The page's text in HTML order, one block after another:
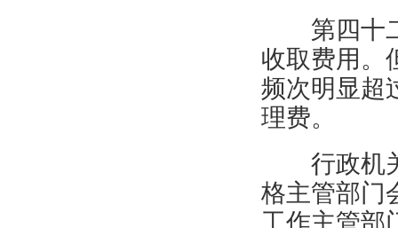
第四十
收取费用。
频次明显超
理费。
行政机
格主管部门
工作主管部